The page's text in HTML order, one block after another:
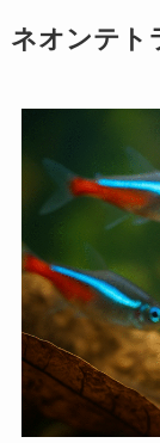
ネオンテト